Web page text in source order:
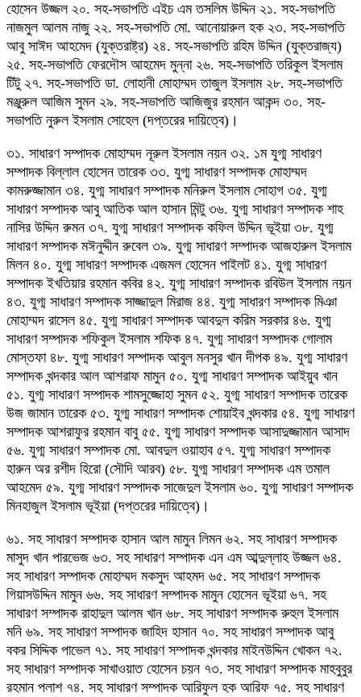
হোসেন উজ্জল ২০. সহ-সভাপতি এইচ এম তসলিম উদ্দিন ২১. সহ-সভাপতি
নাজমুল আলম নাজু ২২. সহ-সভাপতি মো. আনোয়ারুল হক ২৩. সহ-সভাপতি
আবু সাঈদ আহমেদ (যুক্তরাষ্ট্র) ২৪. সহ-সভাপতি রহিম উদ্দিন (যুক্তরাজ্য)
২৫. সহ-সভাপতি ফেরদৌস আহমেদ মুন্না ২৬. সহ-সভাপতি তরিকুল ইসলাম
টিটু ২৭. সহ-সভাপতি ডা. লোহানী মোহাম্মদ তাজুল ইসলাম ২৮. সহ-সভাপতি
মঞ্জুরুল আজিম সুমন ২৯. সহ-সভাপতি আজিজুর রহমান আকন্দ ৩০. সহ-
সভাপতি নুরুল ইসলাম সোহেল (দপ্তরের দায়িত্বে)।
৩১. সাধারণ সম্পাদক মোহাম্মদ নূরুল ইসলাম নয়ন ৩২. ১ম যুগ্ম সাধারণ
সম্পাদক বিল্লাল হোসেন তারেক ৩৩. যুগ্ম সাধারণ সম্পাদক মোহাম্মদ
কামরুজ্জামান ৩৪. যুগ্ম সাধারণ সম্পাদক মনিরুল ইসলাম সোহাগ ৩৫. যুগ্ম
সাধারণ সম্পাদক আবু আতিক আল হাসান মিন্টু ৩৬. যুগ্ম সাধারণ সম্পাদক শাহ
নাসির উদ্দিন রুমন ৩৭. যুগ্ম সাধারণ সম্পাদক কফিল উদ্দিন ভূইয়া ৩৮. যুগ্ম
সাধারণ সম্পাদক মঈনুদ্দীন রুবেল ৩৯. যুগ্ম সাধারণ সম্পাদক আজহারুল ইসলাম
মিলন ৪০. যুগ্ম সাধারণ সম্পাদক এজমল হোসেন পাইলট ৪১. যুগ্ম সাধারণ
সম্পাদক ইখতিয়ার রহমান কবির ৪২. যুগ্ম সাধারণ সম্পাদক রবিউল ইসলাম নয়ন
৪৩. যুগ্ম সাধারণ সম্পাদক সাজ্জাদুল মিরাজ ৪৪. যুগ্ম সাধারণ সম্পাদক মিঞা
মোহাম্মদ রাসেল ৪৫. যুগ্ম সাধারণ সম্পাদক আবদুল করিম সরকার ৪৬. যুগ্ম
সাধারণ সম্পাদক শফিকুল ইসলাম শফিক ৪৭. যুগ্ম সাধারণ সম্পাদক গোলাম
মোস্তফা ৪৮. যুগ্ম সাধারণ সম্পাদক আবুল মনসুর খান দীপক ৪৯. যুগ্ম সাধারণ
সম্পাদক খন্দকার আল আশরাফ মামুন ৫০. যুগ্ম সাধারণ সম্পাদক আইয়ুব খান
৫১. যুগ্ম সাধারণ সম্পাদক শামসুজ্জোহা সুমন ৫২. যুগ্ম সাধারণ সম্পাদক তারেক
উজ জামান তারেক ৫৩. যুগ্ম সাধারণ সম্পাদক শোয়াইব খন্দকার ৫৪. যুগ্ম সাধারণ
সম্পাদক আশরাফুর রহমান বাবু ৫৫. যুগ্ম সাধারণ সম্পাদক আসাদুজ্জামান আসাদ
৫৬. যুগ্ম সাধারণ সম্পাদক মো. আবদুল ওয়াহাব ৫৭. যুগ্ম সাধারণ সম্পাদক
হারুন অর রশীদ হিরো (সৌদি আরব) ৫৮. যুগ্ম সাধারণ সম্পাদক এম তমাল
আহমেদ ৫৯. যুগ্ম সাধারণ সম্পাদক সাজেদুল ইসলাম ৬০. যুগ্ম সাধারণ সম্পাদক
মিনহাজুল ইসলাম ভূইয়া (দপ্তরের দায়িত্বে)।
৬১. সহ সাধারণ সম্পাদক হাসান আল মামুন লিমন ৬২. সহ সাধারণ সম্পাদক
মাসুদ খান পারভেজ ৬৩. সহ সাধারণ সম্পাদক এন এম আব্দুল্লাহ উজ্জল ৬৪.
সহ সাধারণ সম্পাদক মোহাম্মদ মকসুদ আহমদ ৬৫. সহ সাধারণ সম্পাদক
গিয়াসউদ্দিন মামুন ৬৬. সহ সাধারণ সম্পাদক মামুন হোসেন ভূইয়া ৬৭. সহ
সাধারণ সম্পাদক রাহাদুল আলম খান ৬৮. সহ সাধারণ সম্পাদক রুহুল ইসলাম
মনি ৬৯. সহ সাধারণ সম্পাদক জাহিদ হাসান ৭০. সহ সাধারণ সম্পাদক আবু
বকর সিদ্দিক পাভেল ৭১. সহ সাধারণ সম্পাদক খন্দকার মাইনউদ্দিন খোকন ৭২.
সহ সাধারণ সম্পাদক সাখাওয়াত হোসেন চয়ন ৭৩. সহ সাধারণ সম্পাদক মাহবুবুর
রহমান পলাশ ৭৪. সহ সাধারণ সম্পাদক আরিফুল হক আরিফ ৭৫. সহ সাধারণ